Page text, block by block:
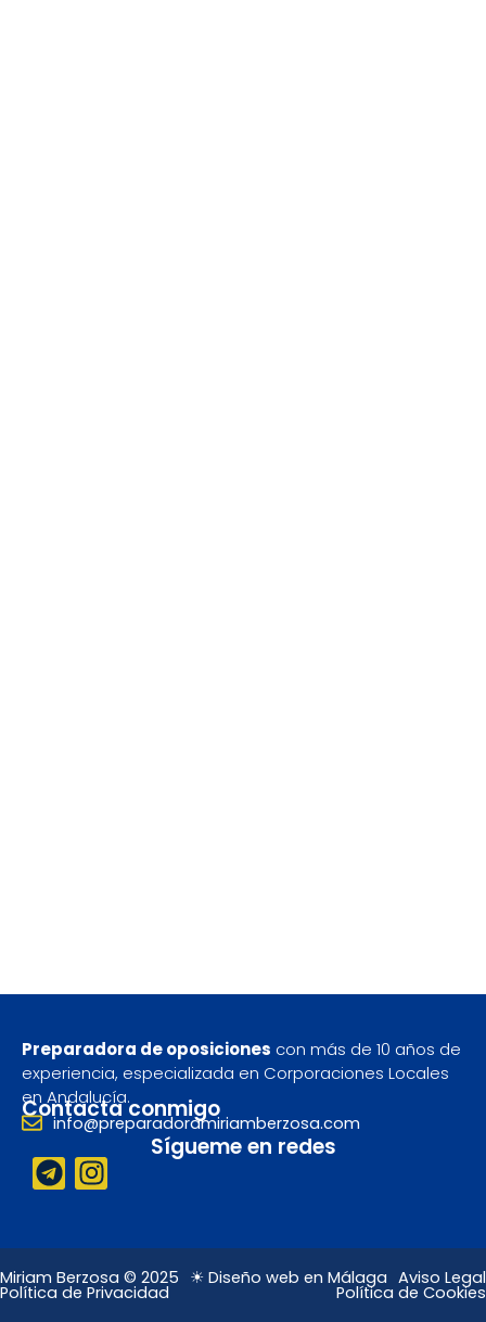
Preparadora de oposiciones con más de 10 años de
experiencia, especializada en Corporaciones Locales
en Andalucía.
Contacta conmigo
info@preparadoramiriamberzosa.com
Sígueme en redes
T
e
e
g
r
I
n
t
a
g
Miriam Berzosa © 2025 ☀ Diseño web en Málaga Aviso Legal
Política de Privacidad Política de Cookies